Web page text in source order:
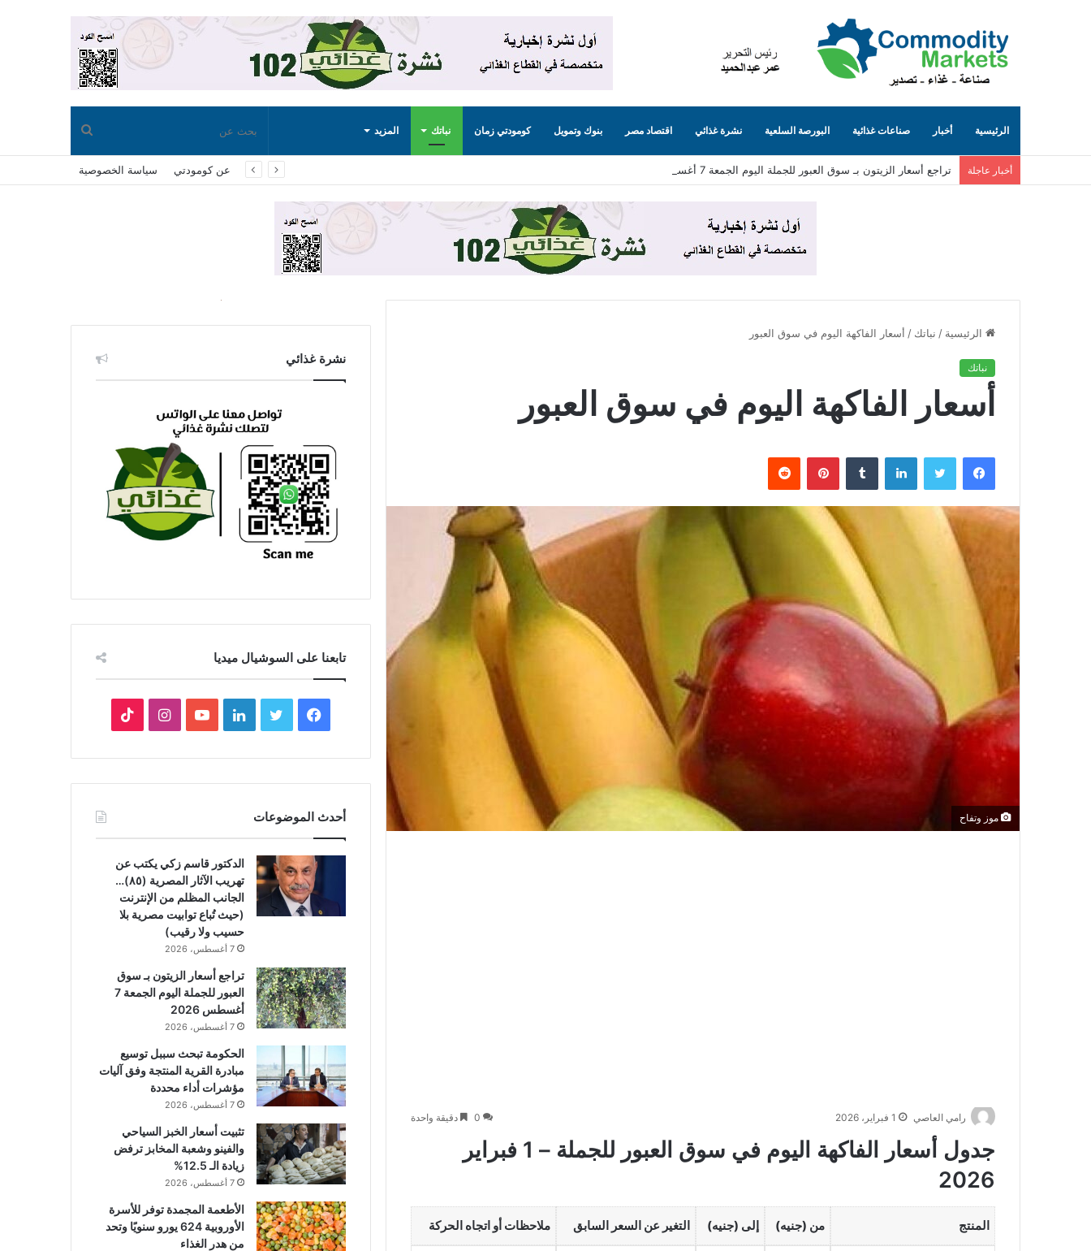
الرئيسية أخبار صناعات غذائية البورصة السلعية نشرة غذائي اقتصاد مصر بنوك وتمويل كومودتي زمان نباتك المزيد بحث
عن
أخبار عاجلة تراجع أسعار الزيتون بـ سوق العبور للجملة اليوم الجمعة 7 أغسطس 2026 عن كومودتي سياسة الخصوصية
الرئيسية / نباتك / أسعار الفاكهة اليوم في سوق العبور
نباتك
أسعار الفاكهة اليوم في سوق العبور
فيسبوك تويتر لينكدإن بينتيريست
موز وتفاح
رامي العاصي 1 فبراير، 2026 0 دقيقة واحدة
جدول أسعار الفاكهة اليوم في سوق العبور للجملة – 1 فبراير
2026
المنتج من (جنيه) إلى (جنيه) التغير عن السعر السابق ملاحظات أو اتجاه الحركة
نشرة غذائي
تابعنا على السوشيال ميديا
فيسبوكتويتر لينكدإنيوتيوبانستقرام
أحدث الموضوعات
الدكتور قاسم زكي يكتب عن
تهريب الآثار المصرية (٨٥)…
الجانب المظلم من الإنترنت
(حيث تُباع توابيت مصرية بلا
حسيب ولا رقيب)
7 أغسطس، 2026
تراجع أسعار الزيتون بـ سوق
العبور للجملة اليوم الجمعة 7
أغسطس 2026
7 أغسطس، 2026
الحكومة تبحث سببل توسيع
مبادرة القرية المنتجة وفق آليات
مؤشرات أداء محددة
7 أغسطس، 2026
تثبيت أسعار الخبز السياحي
والفينو وشعبة المخابز ترفض
زيادة الـ 12.5%
7 أغسطس، 2026
الأطعمة المجمدة توفر للأسرة
الأوروبية 624 يورو سنويًا وتحد
من هدر الغذاء